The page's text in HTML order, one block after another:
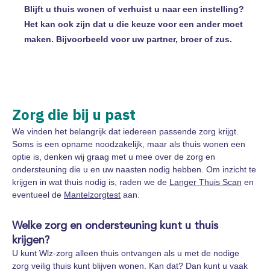
Blijft u thuis wonen of verhuist u naar een instelling?
Het kan ook zijn dat u die keuze voor een ander moet
maken. Bijvoorbeeld voor uw partner, broer of zus.
Zorg die bij u past
We vinden het belangrijk dat iedereen passende zorg krijgt.
Soms is een opname noodzakelijk, maar als thuis wonen een
optie is, denken wij graag met u mee over de zorg en
ondersteuning die u en uw naasten nodig hebben. Om inzicht te
krijgen in wat thuis nodig is, raden we de Langer Thuis Scan en
eventueel de Mantelzorgtest aan.
Welke zorg en ondersteuning kunt u thuis
krijgen?
U kunt Wlz-zorg alleen thuis ontvangen als u met de nodige
zorg veilig thuis kunt blijven wonen. Kan dat? Dan kunt u vaak